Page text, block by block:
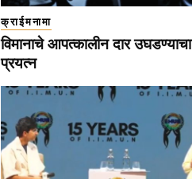
क्राईमनामा
विमानाचे आपत्कालीन दार उघडण्याचा
प्रयत्न